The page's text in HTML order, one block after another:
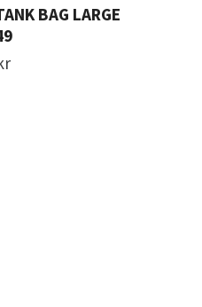
BAG LARGE